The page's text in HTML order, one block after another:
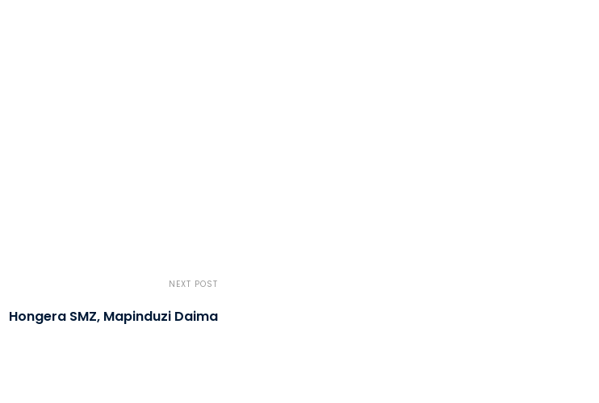
NEXT POST
Hongera SMZ, Mapinduzi Daima